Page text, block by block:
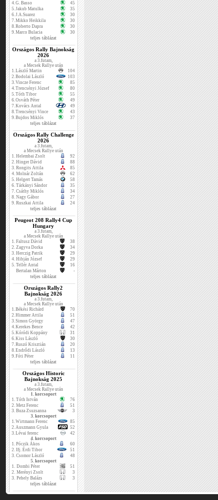
4.G. Basso
45
5.Jakub Matulka
35
6.J.A.Suarez
30
7.Mikko Heikkila
30
8.Roberto Dapra
30
9.Marco Bulacia 30
teljes táblázat
Országos Rally Bajnokság
2026
a 3.futam,
a Mecsek Rallye után
1.László Martin
104
2.Bodolai László
103
3.Vincze Ferenc
85
4.Trencsényi József
80
5.Tóth Tibor
55
6.Osváth Péter
49
7.Kovács Antal
49
8.Trencsényi Vince
43
9.Bujdos Miklós 37
teljes táblázat
Országos Rally Challenge
2026
a 3.futam,
a Mecsek Rallye után
1. Helembai Zsolt
92
2. Hinger Dávid
88
3. Rongits Attila
85
4. Molnár Zoltán
62
5. Helgert Tamás
58
6. Tárkányi Sándor
35
7. Csáthy Miklós
34
8. Nagy Gábor
27
9. Ruszkai Attila 24
teljes táblázat
Peugeot 208 Rally4 Cup
Hungary
a 3.futam,
a Mecsek Rallye után
1. Faltusz Dávid
38
2. Zagyva Dorka
34
3. Herczig Patrik
29
4. Hibján József
29
5. Tellér Antal
16
Bertalan Márton
-
teljes táblázat
Országos Rally2
Bajnokság 2026
a 3.futam,
a Mecsek Rallye után
1.Békési Richárd
70
2.Himmer Attila
51
3.Simon György
47
4.Kerekes Bence
42
5.Kóródi Koppány
31
6.Kiss László
30
7.Ruszó Krisztián
20
8.Endrődi László
13
9.Fóti Péter 11
teljes táblázat
Országos Historic
Bajnokság 2025
a 3.futam,
a Mecsek Rallye után
1. korcsoport
1. Tóth István
76
2. Metz Ferenc
51
3. Buza Zsuzsanna
3
3. korcsoport
1.Wirtmann Ferenc
85
2.Auszmann Gyula
52
3.Lévai ferenc
42
4. korcsoport
1. Póczik Ákos
60
2. Ifj. Érdi Tibor
51
3. Csomor László
48
5. korcsoport
1. Dombi Péter
51
2. Merényi Zsolt
3
3. Pehely Balázs 3
teljes táblázat